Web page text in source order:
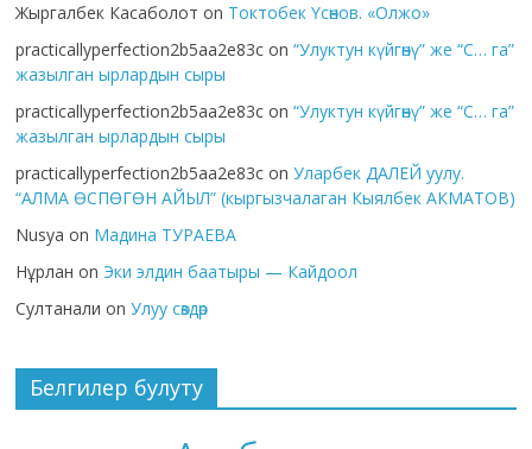
Жыргалбек Касаболот on Токтобек Үсөнов. «Олжо»
practicallyperfection2b5aa2e83c on“Улуктун күйгөнү” же “С… га”
жазылган ырлардын сыры
practicallyperfection2b5aa2e83c on“Улуктун күйгөнү” же “С… га”
жазылган ырлардын сыры
practicallyperfection2b5aa2e83c onУларбек ДАЛЕЙ уулу.
“АЛМА ӨСПӨГӨН АЙЫЛ” (кыргызчалаган Кыялбек АКМАТОВ)
Nusya on Мадина ТУРАЕВА
Нұрлан on Эки элдин баатыры — Кайдоол
Султанали onУлуу сөздөр
Белгилер булуту